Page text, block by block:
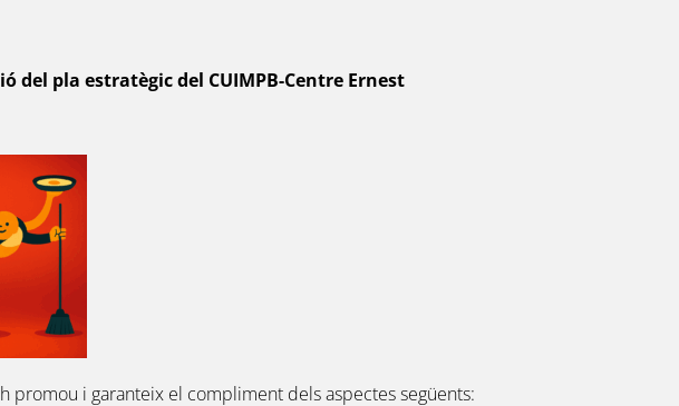
del pla estratègic del CUIMPB-Centre Ernest
promou i garanteix el compliment dels aspectes següents: